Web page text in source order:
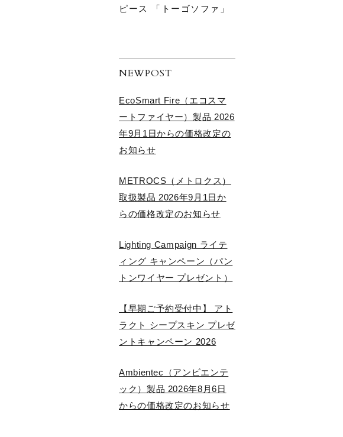
ピース 「トーゴソファ」
NEWPOST
EcoSmart Fire（エコスマ
ートファイヤー）製品 2026
年9月1日からの価格改定の
お知らせ
METROCS（メトロクス）
取扱製品 2026年9月1日か
らの価格改定のお知らせ
Lighting Campaign ライテ
ィング キャンペーン（パン
トンワイヤー プレゼント）
【早期ご予約受付中】 アト
ラクト シープスキン プレゼ
ントキャンペーン 2026
Ambientec（アンビエンテ
ック）製品 2026年8月6日
からの価格改定のお知らせ